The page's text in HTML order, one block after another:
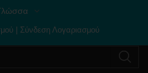
Σύνδεση Λογαριασμού